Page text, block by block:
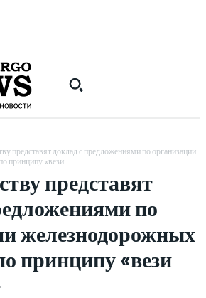
представят доклад с предложениями по организации
принципу «вези...
представят
по
железнодорожных
принципу «вези